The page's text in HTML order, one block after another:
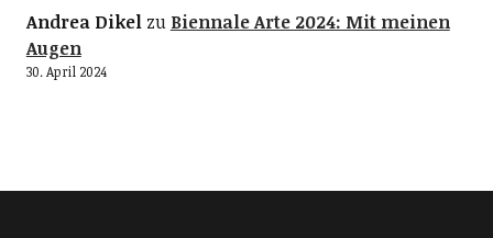
Andrea Dikelzu Biennale Arte 2024: Mit meinen
Augen
30. April 2024